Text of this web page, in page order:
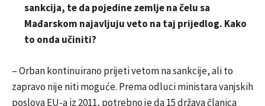
sankcija, te da pojedine zemlje na čelu sa
Mađarskom najavljuju veto na taj prijedlog. Kako
to onda učiniti?
– Orban kontinuirano prijeti vetom na sankcije, ali to
zapravo nije niti moguće. Prema odluci ministara vanjskih
poslova EU-a iz 2011, potrebno je da 15 država članica